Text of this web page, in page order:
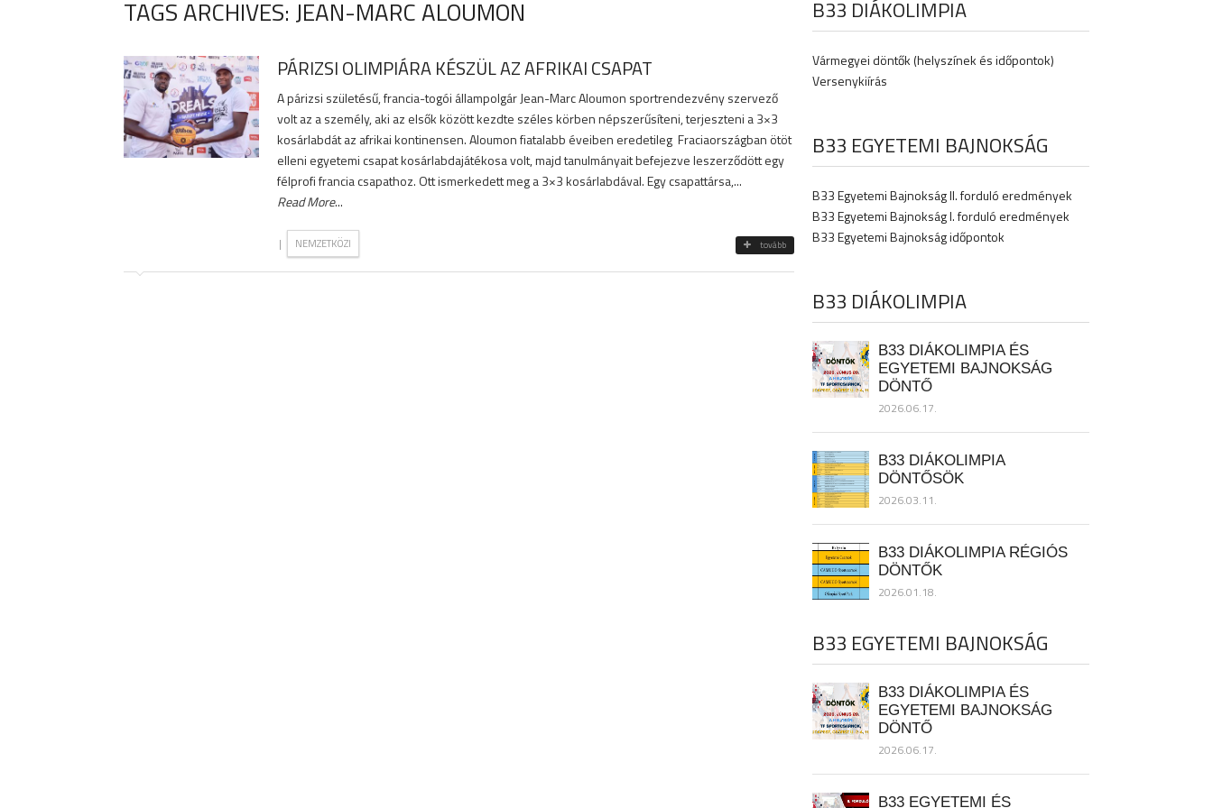
TAGS ARCHIVES: JEAN-MARC ALOUMON
PÁRIZSI OLIMPIÁRA KÉSZÜL AZ AFRIKAI CSAPAT
A párizsi születésű, francia-togói állampolgár Jean-Marc Aloumon sportrendezvény szervező
volt az a személy, aki az elsők között kezdte széles körben népszerűsíteni, terjeszteni a 3×3
kosárlabdát az afrikai kontinensen. Aloumon fiatalabb éveiben eredetileg Fraciaországban ötöt
elleni egyetemi csapat kosárlabdajátékosa volt, majd tanulmányait befejezve leszerződött egy
félprofi francia csapathoz. Ott ismerkedett meg a 3×3 kosárlabdával. Egy csapattársa,...
Read More...
| NEMZETKÖZI tovább
B33 DIÁKOLIMPIA
Vármegyei döntők (helyszínek és időpontok)
Versenykiírás
B33 EGYETEMI BAJNOKSÁG
B33 Egyetemi Bajnokság II. forduló eredmények
B33 Egyetemi Bajnokság I. forduló eredmények
B33 Egyetemi Bajnokság időpontok
B33 DIÁKOLIMPIA
B33 DIÁKOLIMPIA ÉS
EGYETEMI BAJNOKSÁG
DÖNTŐ
2026.06.17.
B33 DIÁKOLIMPIA
DÖNTŐSÖK
2026.03.11.
B33 DIÁKOLIMPIA RÉGIÓS
DÖNTŐK
2026.01.18.
B33 EGYETEMI BAJNOKSÁG
B33 DIÁKOLIMPIA ÉS
EGYETEMI BAJNOKSÁG
DÖNTŐ
2026.06.17.
B33 EGYETEMI ÉS